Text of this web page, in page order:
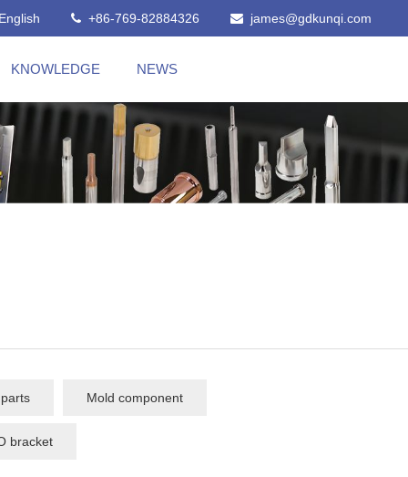
+86-769-82884326 james@gdkunqi.com
KNOWLEDGE NEWS
Mold component
bracket